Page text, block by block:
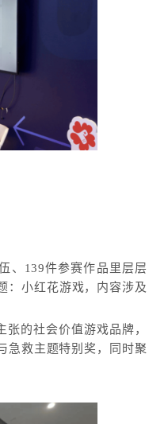
、139件参赛作品里层层
：小红花游戏，内容涉及
的社会价值游戏品牌，
急救主题特别奖，同时聚